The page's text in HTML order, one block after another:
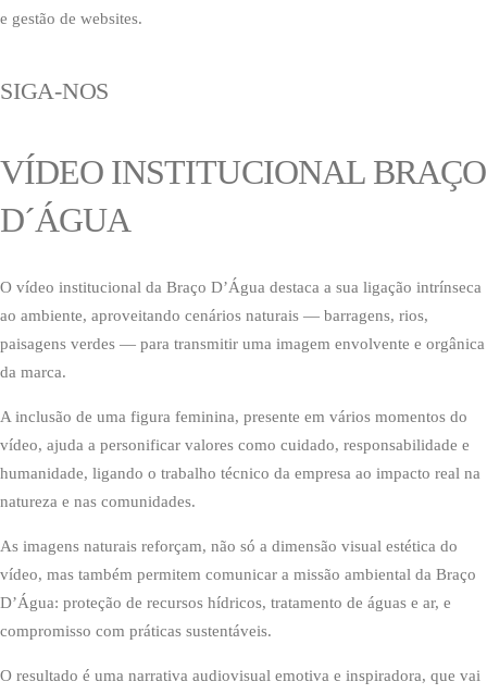
e gestão de websites.
SIGA-NOS
VÍDEO INSTITUCIONAL BRAÇO
D´ÁGUA
O vídeo institucional da Braço D’Água destaca a sua ligação intrínseca
ao ambiente, aproveitando cenários naturais — barragens, rios,
paisagens verdes — para transmitir uma imagem envolvente e orgânica
da marca.
A inclusão de uma figura feminina, presente em vários momentos do
vídeo, ajuda a personificar valores como cuidado, responsabilidade e
humanidade, ligando o trabalho técnico da empresa ao impacto real na
natureza e nas comunidades.
As imagens naturais reforçam, não só a dimensão visual estética do
vídeo, mas também permitem comunicar a missão ambiental da Braço
D’Água: proteção de recursos hídricos, tratamento de águas e ar, e
compromisso com práticas sustentáveis.
O resultado é uma narrativa audiovisual emotiva e inspiradora, que vai